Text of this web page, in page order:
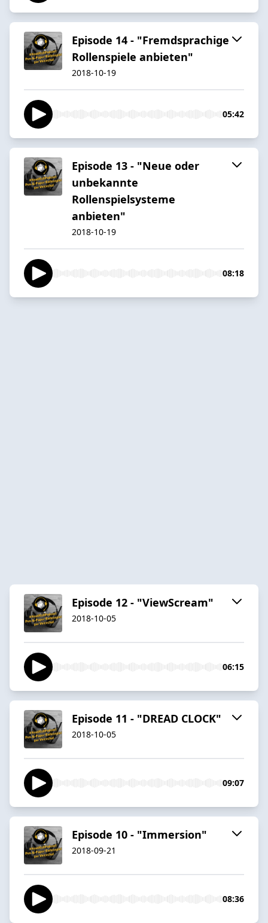
Episode 14 - "Fremdsprachige
Rollenspiele anbieten"
2018-10-19
05:42
Episode 13 - "Neue oder
unbekannte
Rollenspielsysteme
anbieten"
2018-10-19
08:18
Episode 12 - "ViewScream"
2018-10-05
06:15
Episode 11 - "DREAD CLOCK"
2018-10-05
09:07
Episode 10 - "Immersion"
2018-09-21
08:36